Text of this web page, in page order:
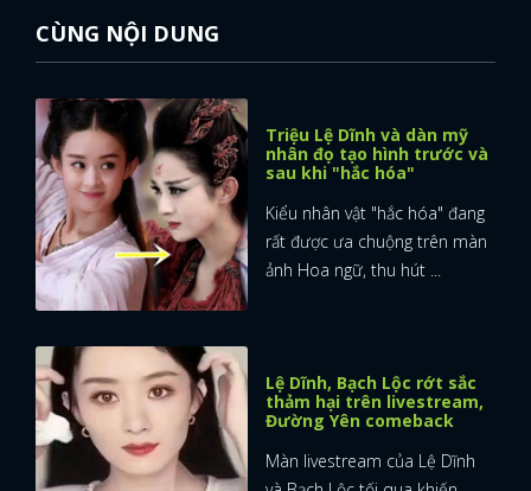
x
ĐĂNG NHẬP
FACEBOOK GOOGLE
CÙNG NỘI DUNG
Triệu Lệ Dĩnh và dàn mỹ
nhân đọ tạo hình trước và
sau khi "hắc hóa"
Kiểu nhân vật "hắc hóa" đang
rất được ưa chuộng trên màn
ảnh Hoa ngữ, thu hút ...
Lệ Dĩnh, Bạch Lộc rớt sắc
thảm hại trên livestream,
Đường Yên comeback
Màn livestream của Lệ Dĩnh